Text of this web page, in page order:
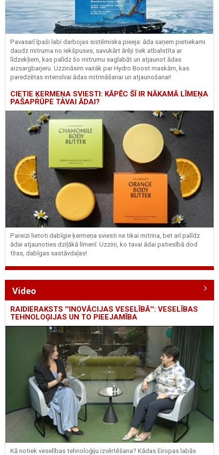
Pavasarī īpaši labi darbojas sistēmiska pieeja: āda saņem pietiekami
daudz mitruma no iekšpuses, savukārt ārēji tiek atbalstīta ar
līdzekļiem, kas palīdz šo mitrumu saglabāt un atjaunot ādas
aizsargbarjeru. Uzzināsim vairāk parHydro Boost maskām, kas
paredzētas intensīvai ādas mitrināšanai un atjaunošanai!
CIETIE ĶERMEŅA SVIESTI: KĀPĒC ŠĪ IR NĀKAMĀ LĪMEŅA
PAŠAPRŪPE TAVAI ĀDAI?
Pareizi lietoti dabīgie ķermeņa sviesti ne tikai mitrina, bet arī palīdz
ādai atjaunoties dziļākā līmenī. Uzzini, ko tavai ādai patiesībā dod
tīras, dabīgas sastāvdaļas!
Video
RAIDIERAKSTS ''INOVĀCIJAS VESELĪBĀ'': VESELĪBAS
TEHNOLOĢIJAS UN TO PIEEJAMĪBA
Kā notiek veselības tehnoloģiju izvērtēšana? Kādas Eiropas labās